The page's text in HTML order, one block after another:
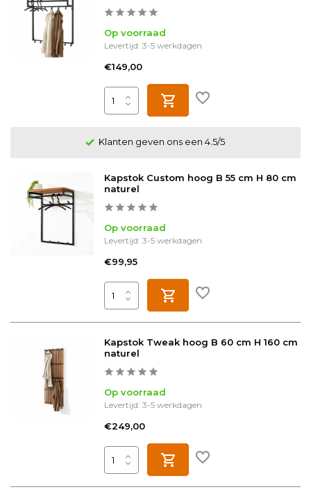
Op voorraad
Levertijd: 3-5 werkdagen
€149,00
Klanten geven ons een 4.5/5
Kapstok Custom hoog B 55 cm H 80 cm
naturel
Op voorraad
Levertijd: 3-5 werkdagen
€99,95
Kapstok Tweak hoog B 60 cm H 160 cm
naturel
Op voorraad
Levertijd: 3-5 werkdagen
€249,00